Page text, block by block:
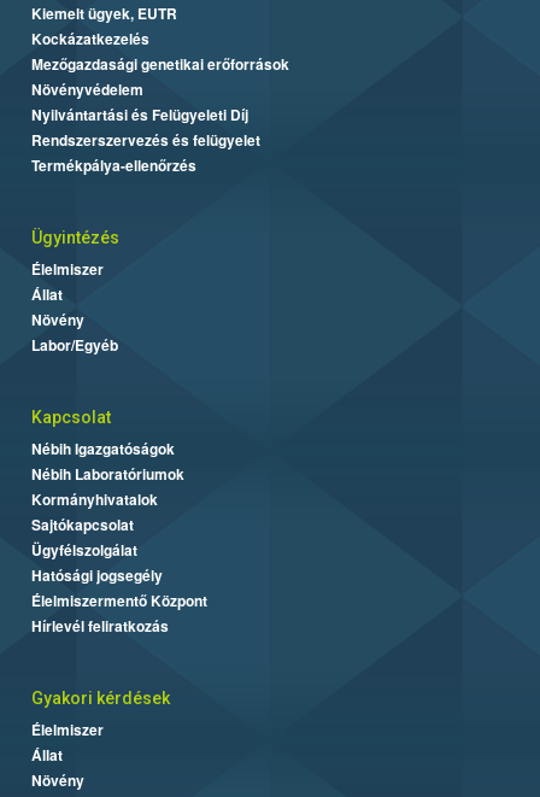
Kiemelt ügyek, EUTR
Kockázatkezelés
Mezőgazdasági genetikai erőforrások
Növényvédelem
Nyilvántartási és Felügyeleti Díj
Rendszerszervezés és felügyelet
Termékpálya-ellenőrzés
Ügyintézés
Élelmiszer
Állat
Növény
Labor/Egyéb
Kapcsolat
Nébih Igazgatóságok
Nébih Laboratóriumok
Kormányhivatalok
Sajtókapcsolat
Ügyfélszolgálat
Hatósági jogsegély
Élelmiszermentő Központ
Hírlevél feliratkozás
Gyakori kérdések
Élelmiszer
Állat
Növény